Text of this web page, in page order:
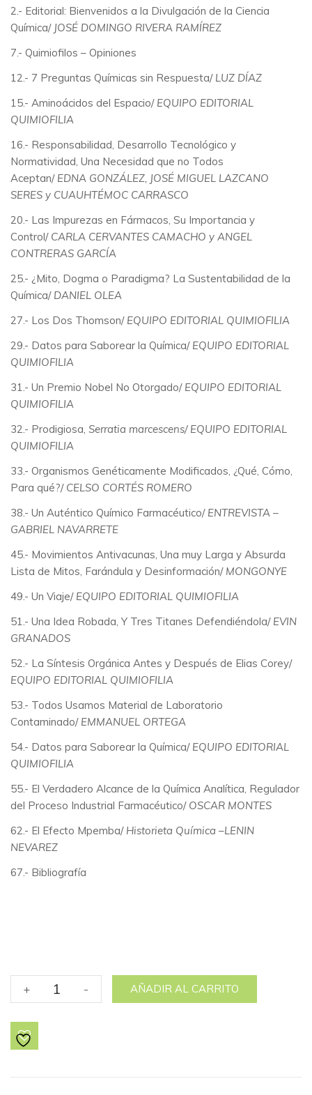
2.- Editorial: Bienvenidos a la Divulgación de la Ciencia
Química/ JOSÉ DOMINGO RIVERA RAMÍREZ
7.- Quimiofilos – Opiniones
12.- 7 Preguntas Químicas sin Respuesta/ LUZ DÍAZ
15.- Aminoácidos del Espacio/ EQUIPO EDITORIAL
QUIMIOFILIA
16.- Responsabilidad, Desarrollo Tecnológico y
Normatividad, Una Necesidad que no Todos
Aceptan/ EDNA GONZÁLEZ, JOSÉ MIGUEL LAZCANO
SERES y CUAUHTÉMOC CARRASCO
20.- Las Impurezas en Fármacos, Su Importancia y
Control/ CARLA CERVANTES CAMACHO y ANGEL
CONTRERAS GARCÍA
25.- ¿Mito, Dogma o Paradigma? La Sustentabilidad de la
Química/ DANIEL OLEA
27.- Los Dos Thomson/ EQUIPO EDITORIAL QUIMIOFILIA
29.- Datos para Saborear la Química/ EQUIPO EDITORIAL
QUIMIOFILIA
31.- Un Premio Nobel No Otorgado/ EQUIPO EDITORIAL
QUIMIOFILIA
32.- Prodigiosa, Serratia marcescens/ EQUIPO EDITORIAL
QUIMIOFILIA
33.- Organismos Genéticamente Modificados, ¿Qué, Cómo,
Para qué?/ CELSO CORTÉS ROMERO
38.- Un Auténtico Químico Farmacéutico/ ENTREVISTA –
GABRIEL NAVARRETE
45.- Movimientos Antivacunas, Una muy Larga y Absurda
Lista de Mitos, Farándula y Desinformación/ MONGONYE
49.- Un Viaje/ EQUIPO EDITORIAL QUIMIOFILIA
51.- Una Idea Robada, Y Tres Titanes Defendiéndola/ EVIN
GRANADOS
52.- La Síntesis Orgánica Antes y Después de Elias Corey/
EQUIPO EDITORIAL QUIMIOFILIA
53.- Todos Usamos Material de Laboratorio
Contaminado/ EMMANUEL ORTEGA
54.- Datos para Saborear la Química/ EQUIPO EDITORIAL
QUIMIOFILIA
55.- El Verdadero Alcance de la Química Analítica, Regulador
del Proceso Industrial Farmacéutico/ OSCAR MONTES
62.- El Efecto Mpemba/ Historieta Química –LENIN
NEVAREZ
67.- Bibliografía
+
No.
9
- AÑADIR AL CARRITO